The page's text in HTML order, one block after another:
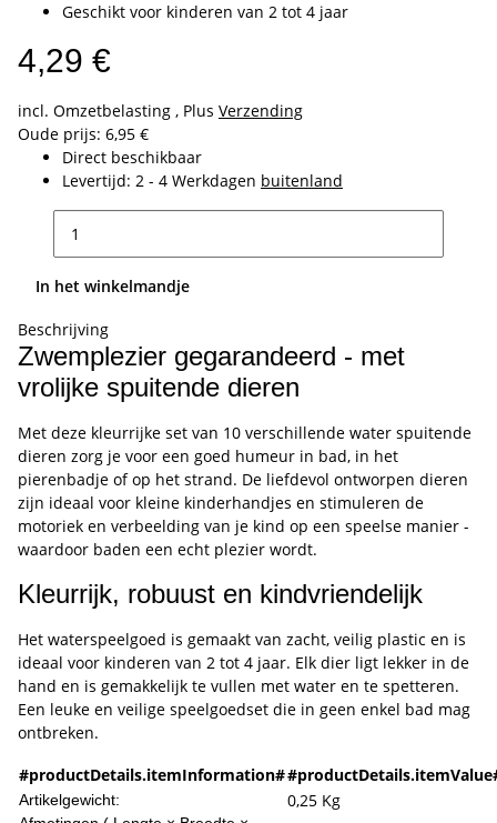
Geschikt voor kinderen van 2 tot 4 jaar
4,29 €
incl. Omzetbelasting , Plus Verzending
Oude prijs: 6,95 €
Direct beschikbaar
Levertijd: 2 - 4 Werkdagen buitenland
In het winkelmandje
Beschrijving
Zwemplezier gegarandeerd - met
vrolijke spuitende dieren
Met deze kleurrijke set van 10 verschillende water spuitende
dieren zorg je voor een goed humeur in bad, in het
pierenbadje of op het strand. De liefdevol ontworpen dieren
zijn ideaal voor kleine kinderhandjes en stimuleren de
motoriek en verbeelding van je kind op een speelse manier -
waardoor baden een echt plezier wordt.
Kleurrijk, robuust en kindvriendelijk
Het waterspeelgoed is gemaakt van zacht, veilig plastic en is
ideaal voor kinderen van 2 tot 4 jaar. Elk dier ligt lekker in de
hand en is gemakkelijk te vullen met water en te spetteren.
Een leuke en veilige speelgoedset die in geen enkel bad mag
ontbreken.
#productDetails.itemInformation#
Artikelgewicht: 0,25 Kg